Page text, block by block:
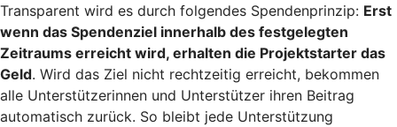
Transparent wird es durch folgendes Spendenprinzip: Erst
wenn das Spendenziel innerhalb des festgelegten
Zeitraums erreicht wird, erhalten die Projektstarter das
Geld. Wird das Ziel nicht rechtzeitig erreicht, bekommen
alle Unterstützerinnen und Unterstützer ihren Beitrag
automatisch zurück. So bleibt jede Unterstützung